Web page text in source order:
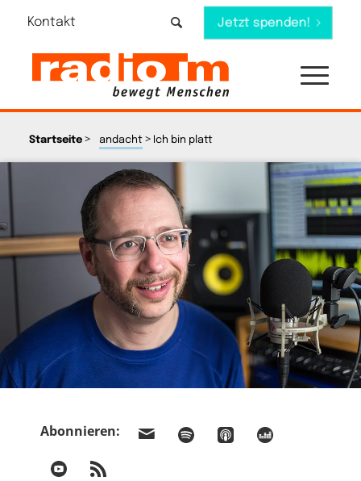
Kontakt Jetzt spenden!
Startseite> andacht> Ich bin platt
Abonnieren: